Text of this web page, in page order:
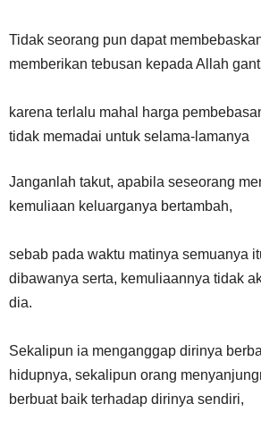
Tidak seorang pun dapat
memberikan tebusan kepada Allah
karena terlalu mahal harga
tidak memadai untuk selama-lamanya
Janganlah takut, apabila seseorang
kemuliaan keluarganya bertambah,
sebab pada waktu matinya semuanya
dibawanya serta, kemuliaannya tidak
dia.
Sekalipun ia menganggap dirinya
hidupnya, sekalipun orang
berbuat baik terhadap dirinya sendiri,